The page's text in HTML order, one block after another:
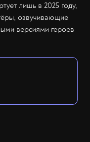
лишь в 2025 году,
озвучивающие
версиями героев